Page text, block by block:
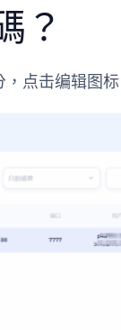
？
，点击编辑图标